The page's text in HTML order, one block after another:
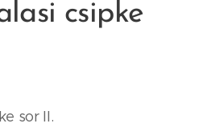
csipke
sor II.